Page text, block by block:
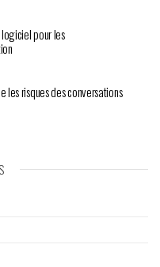
pour les
risques des conversations